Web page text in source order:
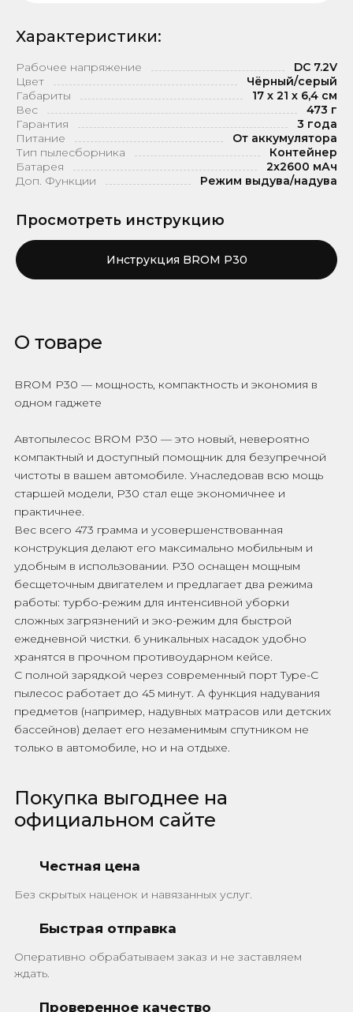
Характеристики:
Рабочее напряжение
DC 7.2V
Цвет
Чёрный/серый
Габариты
17 х 21 х 6,4 см
Вес
473 г
Гарантия
3 года
Питание
От аккумулятора
Тип пылесборника
Контейнер
Батарея
2x2600 мАч
Доп. Функции
Режим выдува/надува
Просмотреть инструкцию
Инструкция BROM P30
О товаре
BROM P30 — мощность, компактность и экономия в
одном гаджете
Автопылесос BROM P30 — это новый, невероятно
компактный и доступный помощник для безупречной
чистоты в вашем автомобиле. Унаследовав всю мощь
старшей модели, P30 стал еще экономичнее и
практичнее.
Вес всего 473 грамма и усовершенствованная
конструкция делают его максимально мобильным и
удобным в использовании. P30 оснащен мощным
бесщеточным двигателем и предлагает два режима
работы: турбо-режим для интенсивной уборки
сложных загрязнений и эко-режим для быстрой
ежедневной чистки. 6 уникальных насадок удобно
хранятся в прочном противоударном кейсе.
С полной зарядкой через современный порт Type-C
пылесос работает до 45 минут. А функция надувания
предметов (например, надувных матрасов или детских
бассейнов) делает его незаменимым спутником не
только в автомобиле, но и на отдыхе.
Покупка выгоднее на
официальном сайте
Честная цена
Без скрытых наценок и навязанных услуг.
Быстрая отправка
Оперативно обрабатываем заказ и не заставляем
ждать.
Проверенное качество